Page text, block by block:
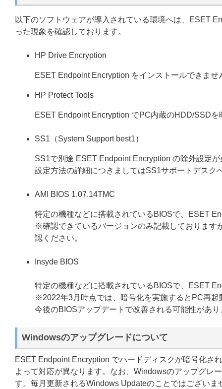
以下のソフトウェアが導入されている環境へは、ESET
った現象を確認しております。
HP Drive Encryption
ESET Endpoint Encryption をインストールできませ
HP Protect Tools
ESET Endpoint Encryption でPC内蔵のHDD/SSDを
SS1（System Support best1）
SS1で別途 ESET Endpoint Encryption の除外設定
設定方法の詳細につきましてはSS1サポートデスク
AMI BIOS 1.07.14TMC
特定の機種などに搭載されているBIOSで、ESET
※確認できているバージョンのみ記載しております
認ください。
Insyde BIOS
特定の機種などに搭載されているBIOSで、ESET
※2022年3月時点では、暗号化を実施するとPC再
今後のBIOSアップデートで改善される可能性があ
Windowsのアップグレードについて
ESET Endpoint Encryption でハードディスクが暗号化さ
よって対応が異なります。なお、Windowsのアップグレ
す。毎月更新されるWindows Updateのことではございま